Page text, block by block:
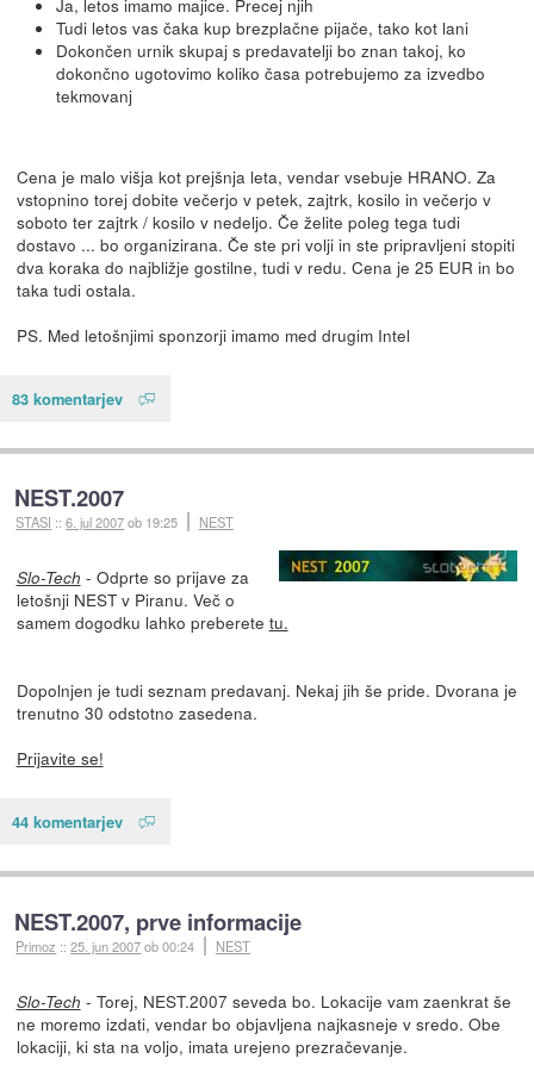
Ja, letos imamo majice. Precej njih
Tudi letos vas čaka kup brezplačne pijače, tako kot lani
Dokončen urnik skupaj s predavatelji bo znan takoj, ko
dokončno ugotovimo koliko časa potrebujemo za izvedbo
tekmovanj
Cena je malo višja kot prejšnja leta, vendar vsebuje HRANO. Za
vstopnino torej dobite večerjo v petek, zajtrk, kosilo in večerjo v
soboto ter zajtrk / kosilo v nedeljo. Če želite poleg tega tudi
dostavo ... bo organizirana. Če ste pri volji in ste pripravljeni stopiti
dva koraka do najbližje gostilne, tudi v redu. Cena je 25 EUR in bo
taka tudi ostala.
PS. Med letošnjimi sponzorji imamo med drugim Intel
83 komentarjev
NEST.2007
STASI ::6. jul 2007ob 19:25 NEST
Slo-Tech - Odprte so prijave za
letošnji NEST v Piranu. Več o
samem dogodku lahko preberete tu.
Dopolnjen je tudi seznam predavanj. Nekaj jih še pride. Dvorana je
trenutno 30 odstotno zasedena.
Prijavite se!
44 komentarjev
NEST.2007, prve informacije
Primoz ::25. jun 2007ob 00:24 NEST
Slo-Tech - Torej, NEST.2007 seveda bo. Lokacije vam zaenkrat še
ne moremo izdati, vendar bo objavljena najkasneje v sredo. Obe
lokaciji, ki sta na voljo, imata urejeno prezračevanje.